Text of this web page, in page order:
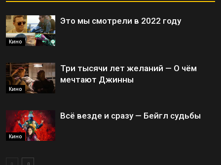
Кино
Это мы смотрели в 2022 году
Кино
Три тысячи лет желаний — О чём
мечтают Джинны
Кино
Всё везде и сразу — Бейгл судьбы